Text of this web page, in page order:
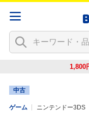
1,800
中古
ゲーム ニンテンドー3DS